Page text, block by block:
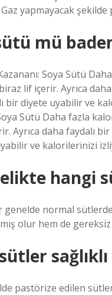
Gaz yapmayacak
mü
Soya Sütü
lif içerir. Ayrıca
bir diyete uyabilir ve
Sütü Daha fazla
Ayrıca daha faydalı
ve kalorilerinizi
hangi
genelde normal
olur hem de
sağlıklı
pastörize edilen